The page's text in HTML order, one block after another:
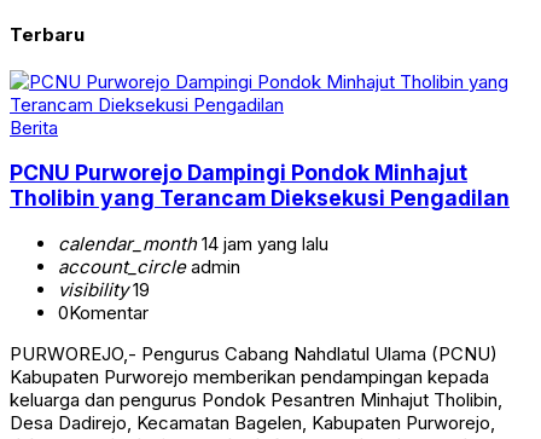
Terbaru
Berita
PCNU Purworejo Dampingi Pondok Minhajut
Tholibin yang Terancam Dieksekusi Pengadilan
calendar_month14 jam yang lalu
account_circleadmin
visibility19
0Komentar
PURWOREJO,- Pengurus Cabang Nahdlatul Ulama (PCNU)
Kabupaten Purworejo memberikan pendampingan kepada
keluarga dan pengurus Pondok Pesantren Minhajut Tholibin,
Desa Dadirejo, Kecamatan Bagelen, Kabupaten Purworejo,